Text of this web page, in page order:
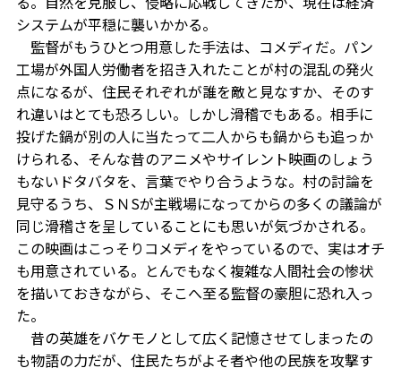
システムが平穏に襲いかかる。
監督がもうひとつ用意した手法は、コメディだ。パン
工場が外国人労働者を招き入れたことが村の混乱の発火
点になるが、住民それぞれが誰を敵と見なすか、そのす
れ違いはとても恐ろしい。しかし滑稽でもある。相手に
投げた鍋が別の人に当たって二人からも鍋からも追っか
けられる、そんな昔のアニメやサイレント映画のしょう
もないドタバタを、言葉でやり合うような。村の討論を
見守るうち、ＳＮSが主戦場になってからの多くの議論が
同じ滑稽さを呈していることにも思いが気づかされる。
この映画はこっそりコメディをやっているので、実はオチ
も用意されている。とんでもなく複雑な人間社会の惨状
を描いておきながら、そこへ至る監督の豪胆に恐れ入っ
た。
昔の英雄をバケモノとして広く記憶させてしまったの
も物語の力だが、住民たちがよそ者や他の民族を攻撃す